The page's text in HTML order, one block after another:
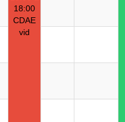
18:00
CDAE
vid